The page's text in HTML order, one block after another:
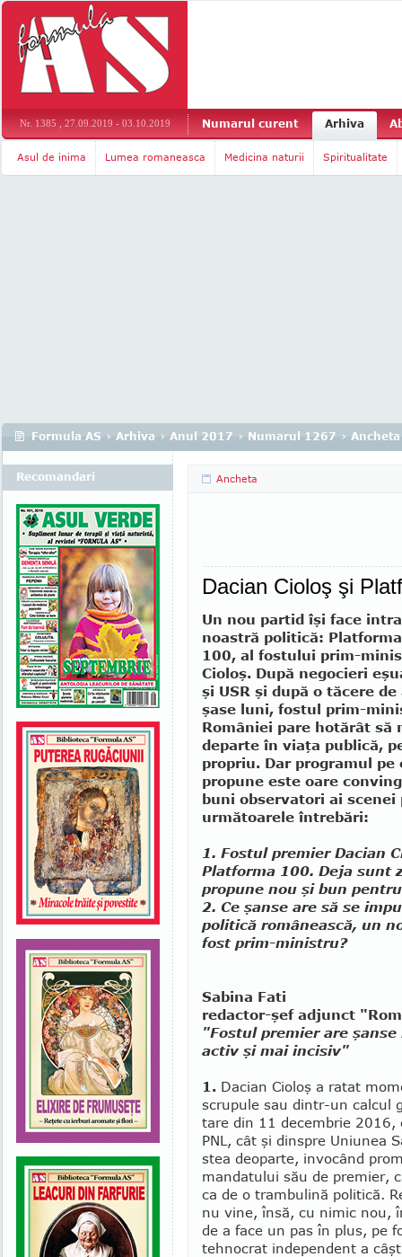
Nr. 1385 , 27.09.2019 - 03.10.2019 Numarul curent Arhiva
Asul de inima Lumea romaneasca Medicina naturii Spiritualitate
Formula AS › Arhiva › Anul 2017 › Numarul 1267 › Ancheta
Ancheta
Dacian Cioloş şi
Un nou partid îşi face
noastră politică:
100, al fostului prim-
Cioloş. După negocieri
şi USR şi după o tăcere de
şase luni, fostul prim-
României pare hotărât să
de­parte în viaţa publică,
propriu. Dar pro­gra­mul pe
propune este oare
buni observatori ai
următoarele întrebări:
1. Fostul premier Dacian
Platforma 100. Deja sunt
propune nou şi bun
2. Ce şanse are să se
politică românească, un
fost prim-mi­nistru?
Sabina Fati
redactor-şef adjunct
"Fostul premier are
activ şi mai incisiv"
1. Dacian Cioloş a ratat
scrupule sau dintr-un cal­cul
tare din 11 de­cem­brie
PNL, cât şi dinspre Uniunea
stea deoparte, invocând
mandatului său de pre­mier,
ca de o trambulină politică.
nu vine, însă, cu ni­mic nou,
de a face un pas în plus, pe
tehnocrat in­dependent a
Recomandari